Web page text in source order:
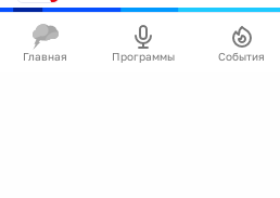
Главная Программы События